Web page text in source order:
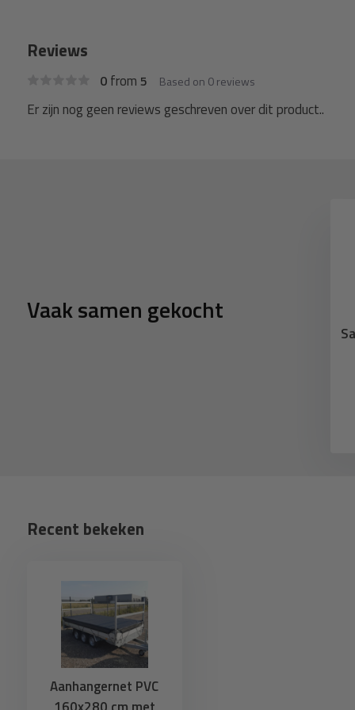
Reviews
0from 5 Based on 0 reviews
Er zijn nog geen reviews geschreven over dit product..
Vaak samen gekocht
Recent bekeken
Aanhangernet PVC